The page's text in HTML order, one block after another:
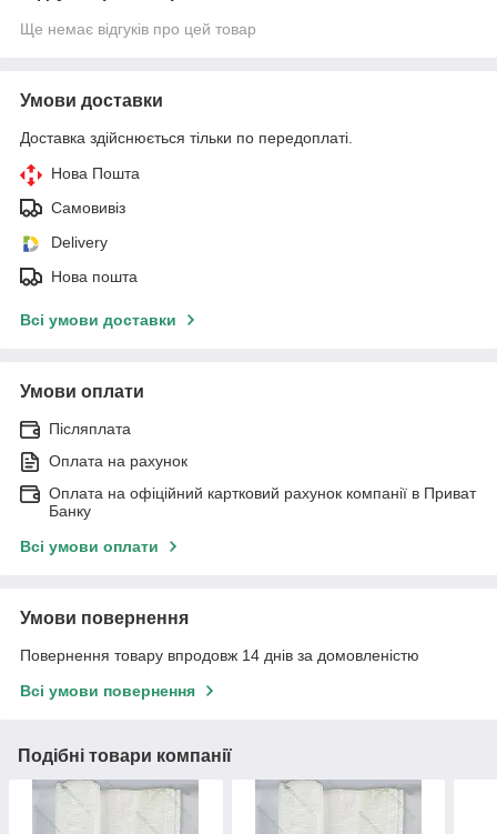
Ще немає відгуків про цей товар
Умови доставки
Доставка здійснюється тільки по передоплаті.
Нова Пошта
Самовивіз
Delivery
Нова пошта
Всі умови доставки
Умови оплати
Післяплата
Оплата на рахунок
Оплата на офіційний картковий рахунок компанії в Приват
Банку
Всі умови оплати
Умови повернення
Повернення товару впродовж 14 днів за домовленістю
Всі умови повернення
Подібні товари компанії